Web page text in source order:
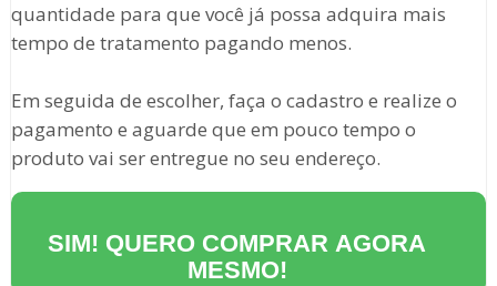
quantidade para que você já possa adquira mais
tempo de tratamento pagando menos.
Em seguida de escolher, faça o cadastro e realize o
pagamento e aguarde que em pouco tempo o
produto vai ser entregue no seu endereço.
SIM! QUERO COMPRAR AGORA
MESMO!